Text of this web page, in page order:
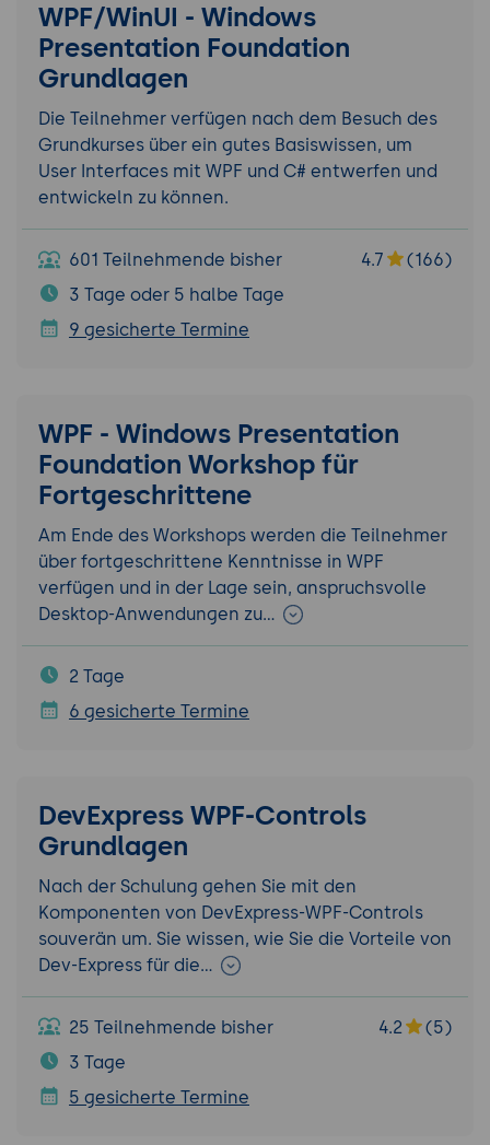
WPF/WinUI - Windows
Presentation Foundation
Grundlagen
Die Teilnehmer verfügen nach dem Besuch des
Grundkurses über ein gutes Basiswissen, um
User Interfaces mit WPF und C# entwerfen und
entwickeln zu können.
601 Teilnehmende bisher 4.7
(166)
3 Tage oder 5 halbe Tage
9 gesicherte Termine
WPF - Windows Presentation
Foundation Workshop für
Fortgeschrittene
Am Ende des Workshops werden die Teilnehmer
über fortgeschrittene Kenntnisse in WPF
verfügen und in der Lage sein, anspruchsvolle
Desktop-Anwendungen zu…
2 Tage
6 gesicherte Termine
DevExpress WPF-Controls
Grundlagen
Nach der Schulung gehen Sie mit den
Komponenten von DevExpress-WPF-Controls
souverän um. Sie wissen, wie Sie die Vorteile von
Dev-Express für die…
25 Teilnehmende bisher 4.2
(5)
3 Tage
5 gesicherte Termine